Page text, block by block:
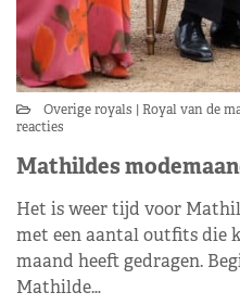
Overige royals Royal van de
reacties
Mathildes
Het is weer tijd voor
met een aantal outfits die
maand heeft gedragen.
Mathilde…